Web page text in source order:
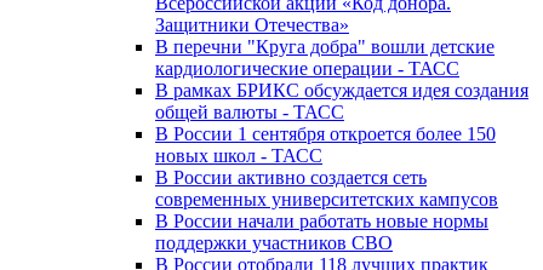
Защитники Отечества»
В перечни "Круга добра" вошли детские
кардиологические операции - ТАСС
В рамках БРИКС обсуждается идея создания
общей валюты - ТАСС
В России 1 сентября откроется более 150
новых школ - ТАСС
В России активно создается сеть
современных университетских кампусов
В России начали работать новые нормы
поддержки участников СВО
В России отобрали 118 лучших практик